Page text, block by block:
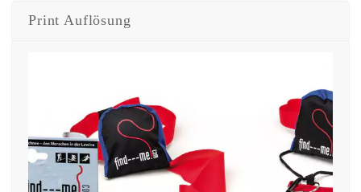
Print Auflösung
5. Dezember 2021